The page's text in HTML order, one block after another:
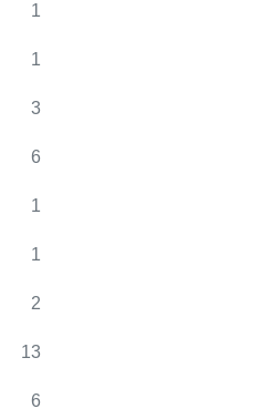
1
1
3
6
1
1
2
13
6